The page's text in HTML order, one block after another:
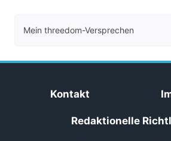
Mein threedom-Versprechen
Kontakt
Redaktionelle